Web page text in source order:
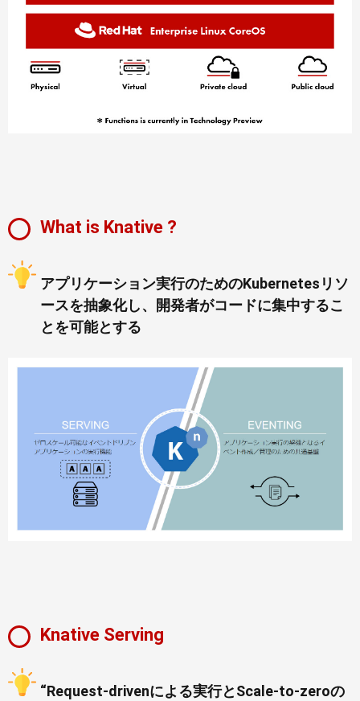
What is Knative ?
アプリケーション実行のためのKubernetesリソ
ースを抽象化し、開発者がコードに集中するこ
とを可能とする
Knative Serving
“Request-drivenによる実行とScale-to-zeroの